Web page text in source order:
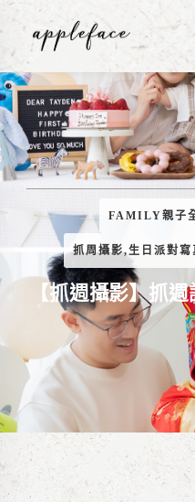
FAMILY親子
抓周攝影,生日派對寫
【抓週攝影】抓